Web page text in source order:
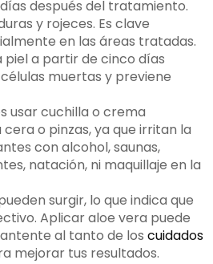
días después del tratamiento.
y rojeces. Es clave
en las áreas tratadas.
piel a partir de cinco días
muertas y previene
usar cuchilla o crema
o pinzas, ya que irritan la
con alcohol, saunas,
natación, ni maquillaje en la
surgir, lo que indica que
Aplicar aloe vera puede
al tanto de los cuidados
mejorar tus resultados.